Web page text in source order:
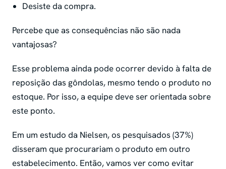
Desiste da compra.
Percebe que as consequências não são nada
vantajosas?
Esse problema ainda pode ocorrer devido à falta de
reposição das gôndolas, mesmo tendo o produto no
estoque. Por isso, a equipe deve ser orientada sobre
este ponto.
Em um estudo da Nielsen, os pesquisados (37%)
disseram que procurariam o produto em outro
estabelecimento. Então, vamos ver como evitar